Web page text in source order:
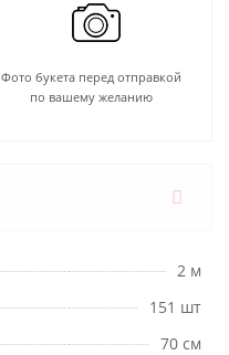
Фото букета перед отправкой
по вашему желанию
2 м
151 шт
70 см